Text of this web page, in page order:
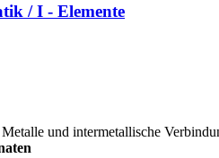
/ I - Elemente
und intermetallische